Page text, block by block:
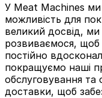
У Meat Machines
можливість для
великий досвід,
розвиваємося,
постійно
покращуємо наші
обслуговування та
доставки, щоб